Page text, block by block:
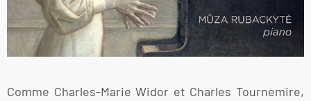
Comme Charles-Marie Widor et Charles Tournemire,